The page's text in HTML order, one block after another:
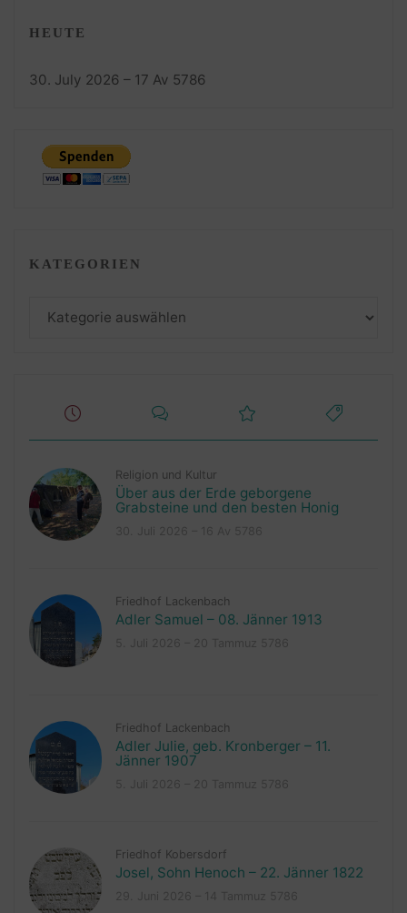
HEUTE
30. July 2026 – 17 Av 5786
KATEGORIEN
Kategorien
Religion und Kultur
Über aus der Erde geborgene
Grabsteine und den besten Honig
Friedhof Lackenbach
Adler Samuel – 08. Jänner 1913
Friedhof Lackenbach
Adler Julie, geb. Kronberger – 11.
Jänner 1907
Friedhof Kobersdorf
Josel, Sohn Henoch – 22. Jänner 1822